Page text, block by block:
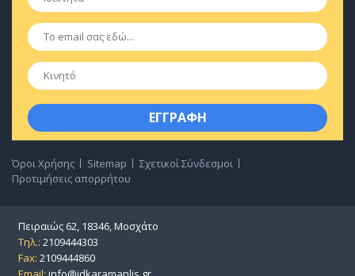
Email
Κινητό
Όροι Χρήσης Sitemap
Σχετικοί Σύνδεσμοι
Προτιμήσεις απορρήτου
Πειραιώς 62, 18346, Μοσχάτο
Τηλ.: 2109444303
Fax: 2109444860